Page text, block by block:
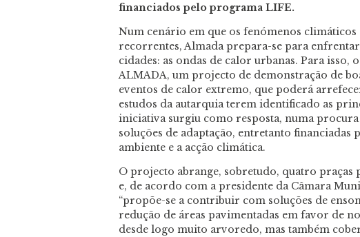
financiados pelo programa LIFE.
Num cenário em que os fenómenos climáticos
recorrentes, Almada prepara-se para
cidades: as ondas de calor urbanas. Para
ALMADA, um projecto de demonstração de
eventos de calor extremo, que poderá
estudos da autarquia terem identificado as
iniciativa surgiu como resposta, numa
soluções de adaptação, entretanto
ambiente e a acção climática.
O projecto abrange, sobretudo, quatro praças
e, de acordo com a presidente da Câmara
“propõe-se a contribuir com soluções de
redução de áreas pavimentadas em favor de
desde logo muito arvoredo, mas também